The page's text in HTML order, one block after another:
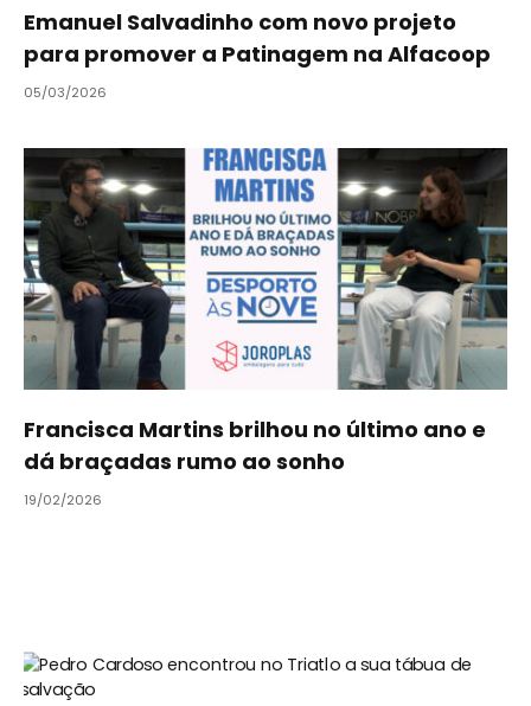
Emanuel Salvadinho com novo projeto
para promover a Patinagem na Alfacoop
05/03/2026
Francisca Martins brilhou no último ano e
dá braçadas rumo ao sonho
19/02/2026